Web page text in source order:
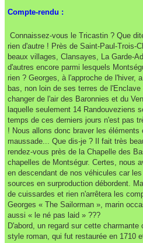
Compte-rendu :
Connaissez-vous le Tricastin ? Que
rien d'autre ! Près de Saint-Paul-Trois-
beaux villages, Clansayes, La Garde-
d'autres encore parmi lesquels
rien ? Georges, à l'approche de l'hiver,
bas, non loin de ses terres de
changer de l'air des Baronnies et du
laquelle seulement 14 Randouveziens
temps de ces derniers jours n'est pas
! Nous allons donc braver les
maussade... Que dis-je ? Il fait très
rendez-vous près de la Chapelle des
chapelles de Montségur. Certes, nous
en descendant de nos véhicules car
sources en surproduction débordent.
de cuissardes et rien n'arrêtera les
Georges « The Sailorman », marin
aussi « le né pas laid » ???
D'abord, un regard sur cette
style roman, qui fut restaurée en 1710